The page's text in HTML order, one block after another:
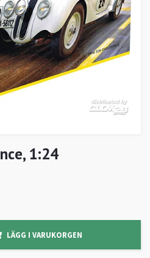
1:24
LÄGG I VARUKORGEN